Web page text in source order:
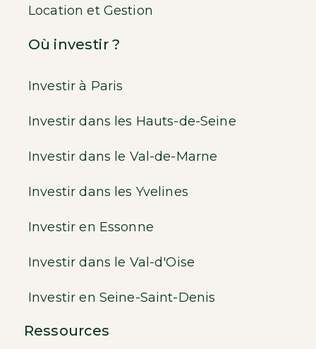
Location et Gestion
Où investir ?
Investir à Paris
Investir dans les Hauts-de-Seine
Investir dans le Val-de-Marne
Investir dans les Yvelines
Investir en Essonne
Investir dans le Val-d'Oise
Investir en Seine-Saint-Denis
Ressources